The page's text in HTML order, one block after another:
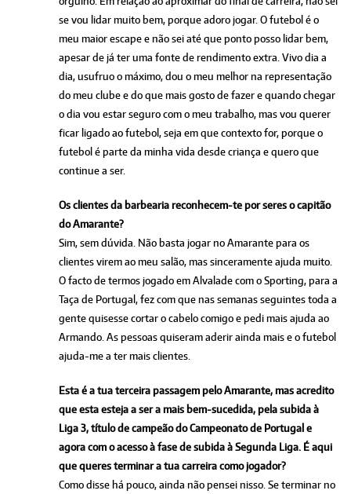
se vou lidar muito bem, porque adoro jogar. O futebol é o
meu maior escape e não sei até que ponto posso lidar bem,
apesar de já ter uma fonte de rendimento extra. Vivo dia a
dia, usufruo o máximo, dou o meu melhor na representação
do meu clube e do que mais gosto de fazer e quando chegar
o dia vou estar seguro com o meu trabalho, mas vou querer
ficar ligado ao futebol, seja em que contexto for, porque o
futebol é parte da minha vida desde criança e quero que
continue a ser.
Os clientes da barbearia reconhecem-te por seres o capitão
do Amarante?
Sim, sem dúvida. Não basta jogar no Amarante para os
clientes virem ao meu salão, mas sinceramente ajuda muito.
O facto de termos jogado em Alvalade com o Sporting, para a
Taça de Portugal, fez com que nas semanas seguintes toda a
gente quisesse cortar o cabelo comigo e pedi mais ajuda ao
Armando. As pessoas quiseram aderir ainda mais e o futebol
ajuda-me a ter mais clientes.
Esta é a tua terceira passagem pelo Amarante, mas acredito
que esta esteja a ser a mais bem-sucedida, pela subida à
Liga 3, título de campeão do Campeonato de Portugal e
agora com o acesso à fase de subida à Segunda Liga. É aqui
que queres terminar a tua carreira como jogador?
Como disse há pouco, ainda não pensei nisso. Se terminar no